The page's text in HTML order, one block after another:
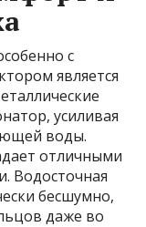
с
является
усиливая
воды.
отличными
Водосточная
бесшумно,
даже во